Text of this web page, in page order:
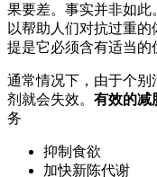
果要差。事实并非如
以帮助人们对抗过重
提是它必须含有适当的
通常情况下，由于个别
剂就会失效。 有效的减
务
抑制食欲
加快新陈代谢